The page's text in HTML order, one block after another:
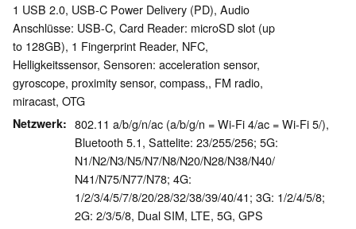
1 USB 2.0, USB-C Power Delivery (PD), Audio
Anschlüsse: USB-C, Card Reader: microSD slot (up
to 128GB), 1 Fingerprint Reader, NFC,
Helligkeitssensor, Sensoren: acceleration sensor,
gyroscope, proximity sensor, compass,, FM radio,
miracast, OTG
Netzwerk
802.11 a/b/g/n/ac (a/b/g/n = Wi-Fi 4/ac = Wi-Fi 5/),
Bluetooth 5.1, Sattelite: 23/255/256; 5G:
N1/N2/N3/N5/N7/N8/N20/N28/N38/N40/
N41/N75/N77/N78; 4G:
1/2/3/4/5/7/8/20/28/32/38/39/40/41; 3G: 1/2/4/5/8;
2G: 2/3/5/8, Dual SIM, LTE, 5G, GPS